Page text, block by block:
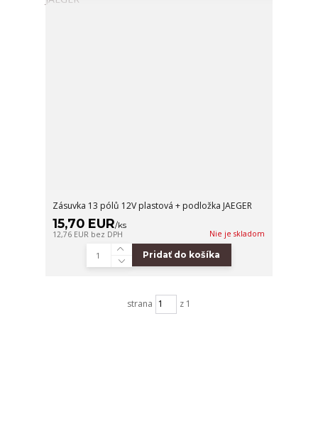
Zásuvka 13 pólů 12V plastová + podložka JAEGER
15,70 EUR/ks
12,76 EUR bez DPH Nie je skladom
Pridať do košíka
strana z 1